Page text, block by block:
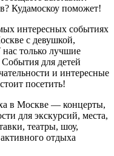
Кудамоскоу поможет!
интересных событиях
с девушкой,
только лучшие
для детей
и интересные
посетить!
в Москве — концерты,
для экскурсий, места,
театры, шоу,
отдыха